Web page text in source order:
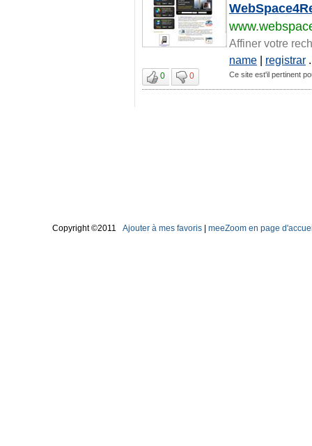
Affiner votre
name | registrar
0 0 Ce site est'il pertinent
Copyright ©2011 Ajouter à mes favoris meeZoom en page